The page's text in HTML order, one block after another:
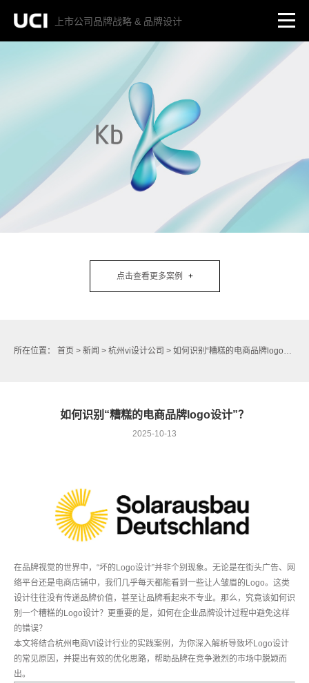
上市公司品牌战略 & 品牌设计
点击查看更多案例
所在位置： 首页 > 新闻 > 杭州vi设计公司 > 如何识别“糟糕的电商品牌logo设计”？
如何识别“糟糕的电商品牌logo设计”？
2025-10-13
在品牌视觉的世界中，“坏的Logo设计”并非个别现象。无论是在街头广告、网
络平台还是电商店铺中，我们几乎每天都能看到一些让人皱眉的Logo。这类
设计往往没有传递品牌价值，甚至让品牌看起来不专业。那么，究竟该如何识
别一个糟糕的Logo设计？更重要的是，如何在企业品牌设计过程中避免这样
的错误？
本文将结合杭州电商VI设计行业的实践案例，为你深入解析导致坏Logo设计
的常见原因，并提出有效的优化思路，帮助品牌在竞争激烈的市场中脱颖而
出。